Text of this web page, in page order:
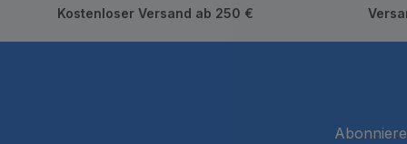
Kostenloser Versand ab 250 €